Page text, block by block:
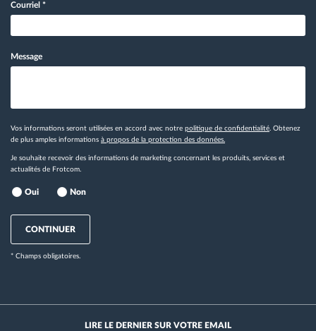
Courriel *
Message
Vos informations seront utilisées en accord avec notre politique de confidentialité. Obtenez
de plus amples informations à propos de la protection des données.
Je souhaite recevoir des informations de marketing concernant les produits, services et
actualités de Frotcom.
Oui Non
CONTINUER
* Champs obligatoires.
LIRE LE DERNIER SUR VOTRE EMAIL